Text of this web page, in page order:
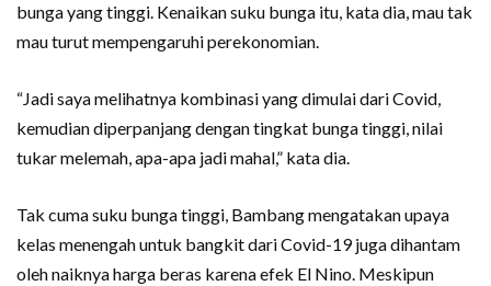
bunga yang tinggi. Kenaikan suku bunga itu, kata dia, mau tak
mau turut mempengaruhi perekonomian.
“Jadi saya melihatnya kombinasi yang dimulai dari Covid,
kemudian diperpanjang dengan tingkat bunga tinggi, nilai
tukar melemah, apa-apa jadi mahal,” kata dia.
Tak cuma suku bunga tinggi, Bambang mengatakan upaya
kelas menengah untuk bangkit dari Covid-19 juga dihantam
oleh naiknya harga beras karena efek El Nino. Meskipun